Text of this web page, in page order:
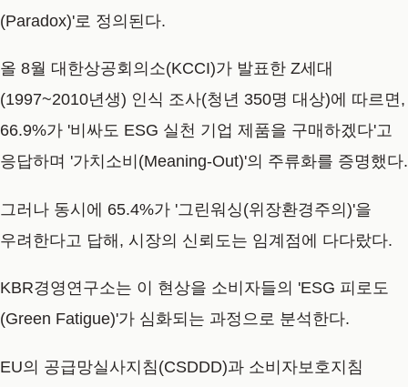
(Paradox)'로 정의된다.
올 8월 대한상공회의소(KCCI)가 발표한 Z세대
(1997~2010년생) 인식 조사(청년 350명 대상)에 따르면,
66.9%가 '비싸도 ESG 실천 기업 제품을 구매하겠다'고
응답하며 '가치소비(Meaning-Out)'의 주류화를 증명했다.
그러나 동시에 65.4%가 '그린워싱(위장환경주의)'을
우려한다고 답해, 시장의 신뢰도는 임계점에 다다랐다.
KBR경영연구소는 이 현상을 소비자들의 'ESG 피로도
(Green Fatigue)'가 심화되는 과정으로 분석한다.
EU의 공급망실사지침(CSDDD)과 소비자보호지침